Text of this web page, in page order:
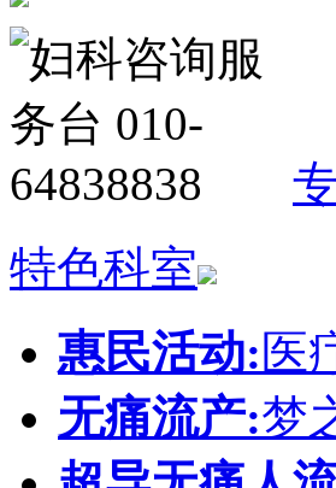
特色科室
惠民活动:医
无痛流产:梦